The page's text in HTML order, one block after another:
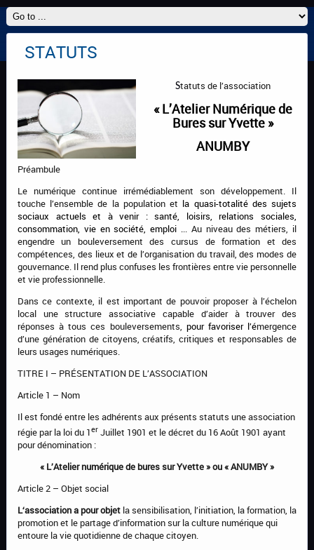
STATUTS
Statuts de l’association
«L’Atelier Numérique de
Bures sur Yvette »
ANUMBY
Préambule
Le numérique continue irrémédiablement son développement. Il
touche l’ensemble de la population et la quasi-totalité dessujets
sociaux actuels et à venir :santé, loisirs, relations sociales,
consommation, vie en société,emploi ... Au niveau des métiers, il
engendre un bouleversement des cursus de formation et des
compétences, des lieux et de l’organisation du travail, des modes de
gouvernance. Il rend plus confuses les frontières entre vie personnelle
et vie professionnelle.
Dans ce contexte, il est important de pouvoir proposer à l’échelon
local une structure associative capable d’aider à trouver des
réponses à tous ces bouleversements, pour favoriserl’émergence
d’une génération de citoyens, créatifs, critiques et responsables de
leurs usages numériques.
TITRE I – PRÉSENTATION DE L’ASSOCIATION
Article 1 – Nom
Il est fondé entre les adhérents aux présents statuts une association
régie par la loi du 1erJuillet 1901 et le décret du 16 Août 1901 ayant
pour dénomination :
« L’Atelier numérique de bures sur Yvette»ou « ANUMBY »
Article 2 – Objet social
L‘association a pour objetla sensibilisation, l’initiation, la formation, la
promotion et le partage d’information sur la culture numérique qui
entoure la vie quotidienne de chaque citoyen.